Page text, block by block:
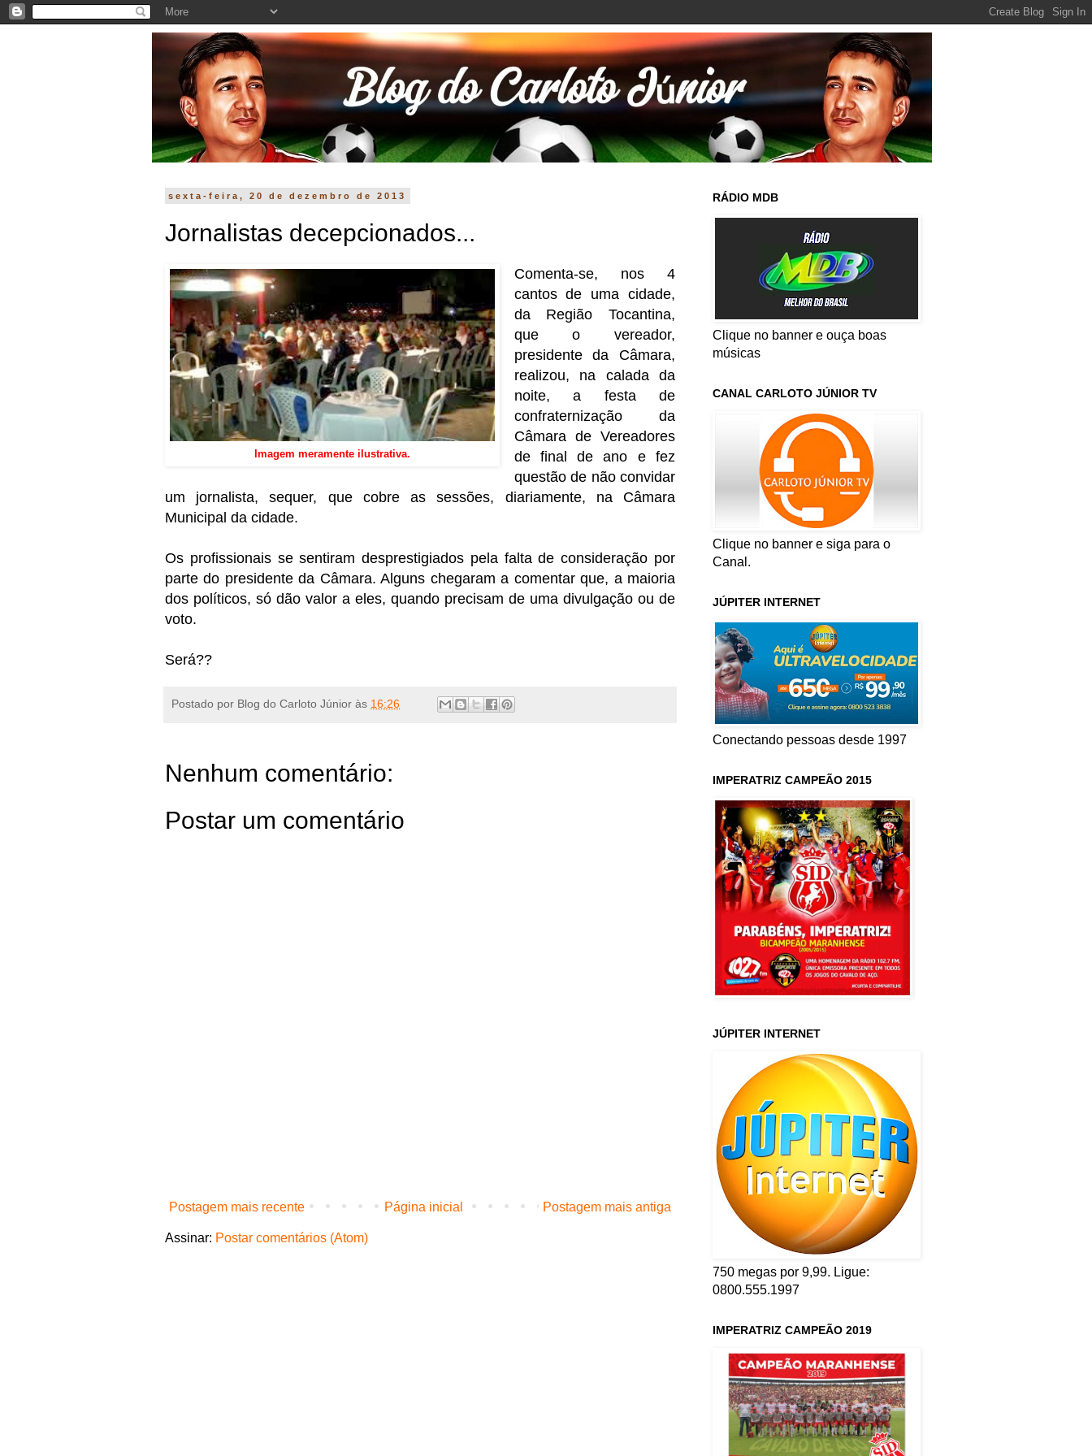
sexta-feira, 20 de dezembro de 2013
Jornalistas decepcionados...
Imagem meramente ilustrativa.
Comenta-se, nos 4
cantos de uma cidade,
da Região Tocantina,
que o vereador,
presidente da Câmara,
realizou, na calada da
noite, a festa de
confraternização da
Câmara de Vereadores
de final de ano e fez
questão de não convidar
um jornalista, sequer, que cobre as sessões, diariamente, na Câmara
Municipal da cidade.
Os profissionais se sentiram desprestigiados pela falta de consideração por
parte do presidente da Câmara. Alguns chegaram a comentar que, a maioria
dos políticos, só dão valor a eles, quando precisam de uma divulgação ou de
voto.
Será??
Postado por Blog do Carloto Júnior às 16:26
Nenhum comentário:
Postar um comentário
Postagem mais recente Postagem mais antiga
Página inicial
Assinar: Postar comentários (Atom)
RÁDIO MDB
Clique no banner e ouça boas
músicas
CANAL CARLOTO JÚNIOR TV
Clique no banner e siga para o
Canal.
JÚPITER INTERNET
Conectando pessoas desde 1997
IMPERATRIZ CAMPEÃO 2015
JÚPITER INTERNET
750 megas por 9,99. Ligue:
0800.555.1997
IMPERATRIZ CAMPEÃO 2019